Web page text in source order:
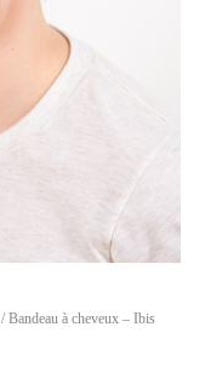
/ Bandeau à cheveux – Ibis